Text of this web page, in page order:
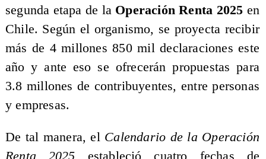
segunda etapa de la Operación Renta 2025 en
Chile. Según el organismo, se proyecta recibir
más de 4 millones 850 mil declaraciones este
año y ante eso se ofrecerán propuestas para
3.8 millones de contribuyentes, entre personas
y empresas.
De tal manera, el Calendario de la Operación
Renta 2025 estableció cuatro fechas de